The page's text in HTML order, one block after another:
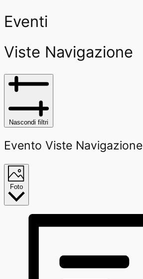
Eventi
Viste Navigazione
Nascondi filtri
Evento Viste Navigazione
Foto